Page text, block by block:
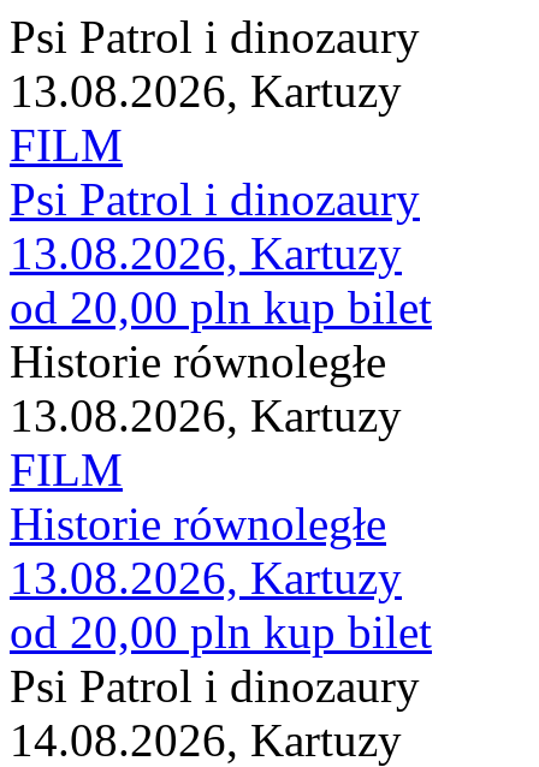
Psi Patrol i dinozaury
13.08.2026, Kartuzy
FILM
Psi Patrol i dinozaury
13.08.2026, Kartuzy
od 20,00 pln kup bilet
Historie równoległe
13.08.2026, Kartuzy
FILM
Historie równoległe
13.08.2026, Kartuzy
od 20,00 pln kup bilet
Psi Patrol i dinozaury
14.08.2026, Kartuzy